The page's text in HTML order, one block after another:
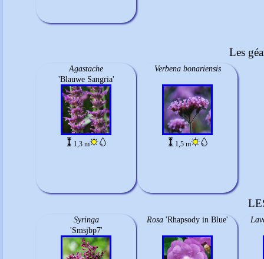
Les
Agastache
'Blauwe Sangria'
1,3 m
Verbena bonariensis
1,5 m
Syringa
'Smsjbp7'
Rosa 'Rhapsody in Blue'